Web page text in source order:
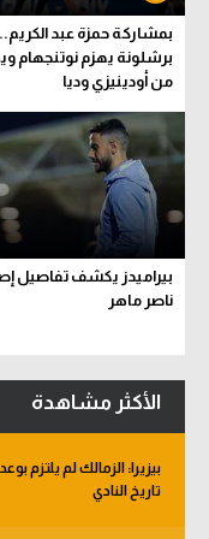
بمشاركة حمزة عبد الكريم..
برشلونة يهزم نوتنجهام
من أودينيزي وديا
بيراميدز يكشف تفاصيل
ناصر ماهر
الأكثر مشاهدة
بيزيرا: الزمالك لم
تاريخ النادي